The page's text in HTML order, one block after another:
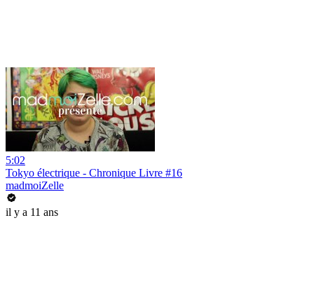
5:02
Tokyo électrique - Chronique Livre #16
madmoiZelle
il y a 11 ans